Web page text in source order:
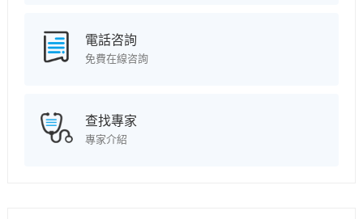
電話咨詢
免費在線咨詢
查找專家
專家介紹